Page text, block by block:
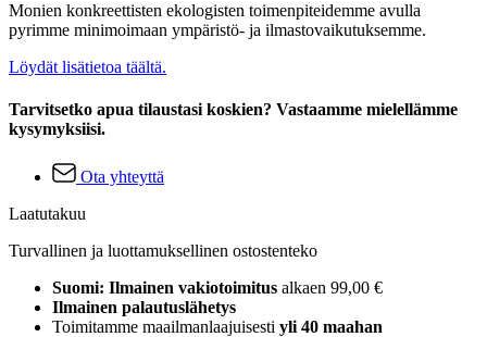
Monien konkreettisten ekologisten toimenpiteidemme avulla
pyrimme minimoimaan ympäristö- ja ilmastovaikutuksemme.
Löydät lisätietoa täältä.
Tarvitsetko apua tilaustasi koskien? Vastaamme mielellämme
kysymyksiisi.
Ota yhteyttä
Laatutakuu
Turvallinen ja luottamuksellinen ostostenteko
Suomi: Ilmainen vakiotoimitus alkaen 99,00 €
Ilmainen palautuslähetys
Toimitamme maailmanlaajuisesti yli 40 maahan